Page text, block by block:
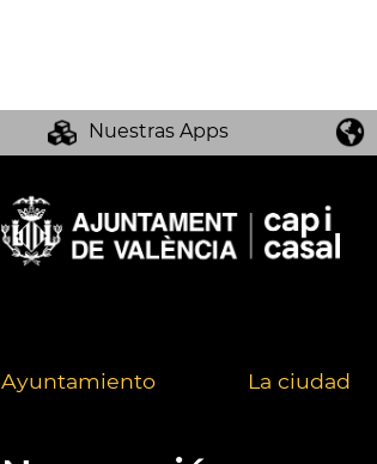
Nuestras Apps
Ayuntamiento La ciudad